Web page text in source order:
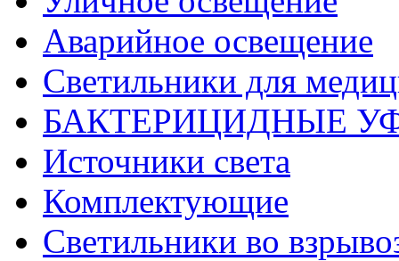
Аварийное освещение
Светильники для
БАКТЕРИЦИДНЫЕ
Источники света
Комплектующие
Светильники во